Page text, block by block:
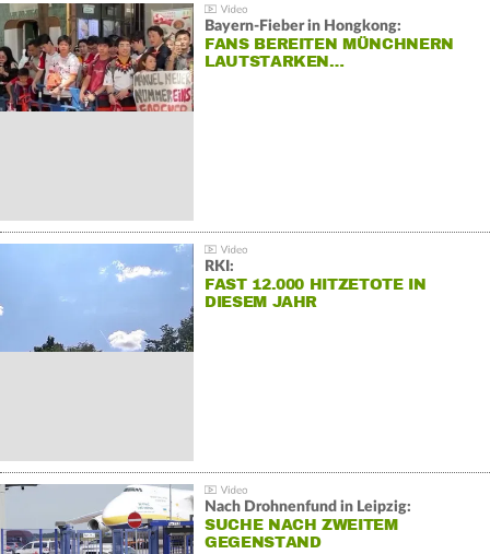
Bayern-Fieber in Hongkong:
FANS BEREITEN MÜNCHNERN
LAUTSTARKEN…
RKI:
FAST 12.000 HITZETOTE IN
DIESEM JAHR
Nach Drohnenfund in Leipzig:
SUCHE NACH ZWEITEM
GEGENSTAND